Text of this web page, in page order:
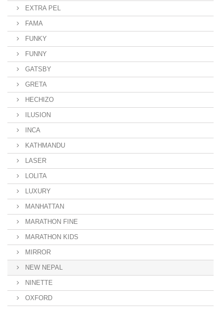
EXTRA PEL
FAMA
FUNKY
FUNNY
GATSBY
GRETA
HECHIZO
ILUSION
INCA
KATHMANDU
LASER
LOLITA
LUXURY
MANHATTAN
MARATHON FINE
MARATHON KIDS
MIRROR
NEW NEPAL
NINETTE
OXFORD